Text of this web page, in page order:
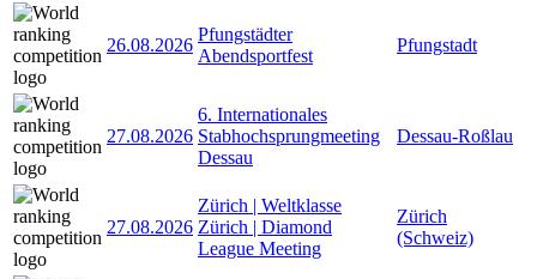
26.08.2026
Pfungstädter
Abendsportfest
Pfungstadt
27.08.2026
6. Internationales
Stabhochsprungmeeting
Dessau
Dessau-Roßlau
27.08.2026
Zürich | Weltklasse
Zürich | Diamond
League Meeting
Zürich
(Schweiz)